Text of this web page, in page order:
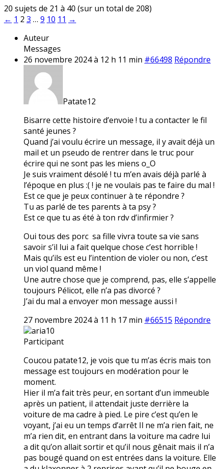
20 sujets de 21 à 40 (sur un total de 208)
← 1 2 3 … 9 10 11 →
Auteur
Messages
26 novembre 2024 à 12 h 11 min #66498 Répondre
Patate12
Bisarre cette histoire d’envoie ! tu a contacter le fil
santé jeunes ?
Quand j’ai voulu écrire un message, il y avait déjà un
mail et un pseudo de rentrer dans le truc pour
écrire qui ne sont pas les miens o_O
Je suis vraiment désolé ! tu m’en avais déjà parlé à
l’époque en plus :( ! je ne voulais pas te faire du mal !
Est ce que je peux continuer à te répondre ?
Tu as parlé de tes parents à ta psy ?
Est ce que tu as été à ton rdv d’infirmier ?
Oui tous des porc sa fille vivra toute sa vie sans
savoir s’il lui a fait quelque chose c’est horrible !
Mais qu’ils est eu l’intention de violer ou non, c’est
un viol quand même !
Une autre chose que je comprend, pas, elle s’appelle
toujours Pélicot, elle n’a pas divorcé ?
J’ai du mal a envoyer mon message aussi !
27 novembre 2024 à 11 h 17 min #66515 Répondre
aria10
Participant
Coucou patate12, je vois que tu m’as écris mais ton
message est toujours en modération pour le
moment.
Hier il m’a fait très peur, en sortant d’un immeuble
après un patient, il attendait juste derrière la
voiture de ma cadre à pied. Le pire c’est qu’en le
voyant, j’ai eu un temps d’arrêt Il ne m’a rien fait, ne
m’a rien dit, en entrant dans la voiture ma cadre lui
a dit qu’on allait sortir et qu’il nous gênait mais il n’a
pas bougé quand on est entrées dans la voiture. Elle